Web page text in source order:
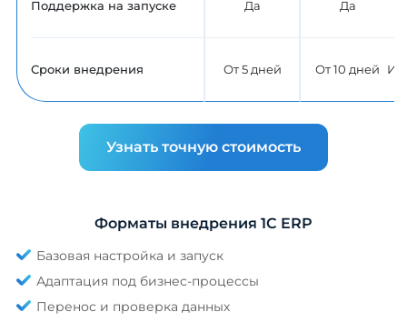
Поддержка на запуске
Сроки внедрения
Да
От 5 дней
Да
От 10 дней
Узнать точную стоимость
Форматы внедрения 1С ERP
Базовая настройка и запуск
Адаптация под бизнес-процессы
Перенос и проверка данных